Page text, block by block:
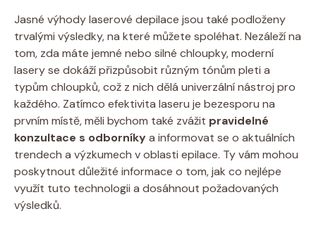
Jasné výhody laserové depilace jsou také podloženy
trvalými výsledky, na které můžete spoléhat. Nezáleží na
tom, zda máte jemné nebo silné chloupky, moderní
lasery se dokáží přizpůsobit různým tónům pleti a
typům chloupků, což z nich dělá univerzální nástroj pro
každého. Zatímco efektivita laseru je bezesporu na
prvním místě, měli bychom také zvážit pravidelné
konzultace s odborníkya informovat se o aktuálních
trendech a výzkumech v oblasti epilace. Ty vám mohou
poskytnout důležité informace o tom, jak co nejlépe
využít tuto technologii a dosáhnout požadovaných
výsledků.